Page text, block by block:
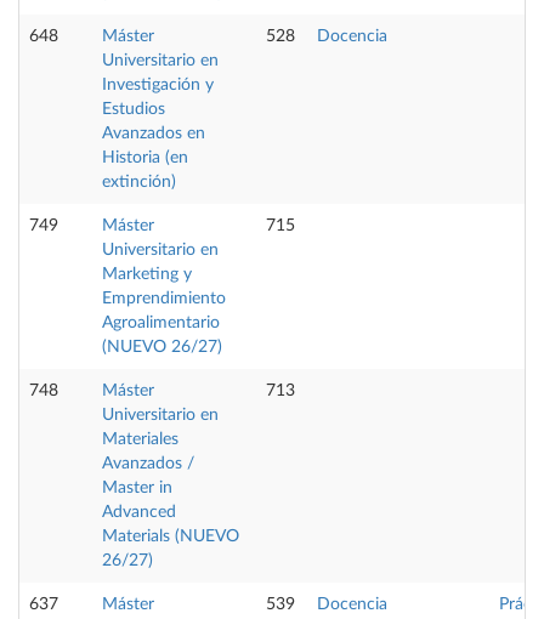
648
Máster
Universitario en
Investigación y
Estudios
Avanzados en
Historia (en
extinción)
528 Docencia
749
Máster
Universitario en
Marketing y
Emprendimiento
Agroalimentario
(NUEVO 26/27)
715
748
Máster
Universitario en
Materiales
Avanzados /
Master in
Advanced
Materials (NUEVO
26/27)
713
637
Máster
539 Docencia